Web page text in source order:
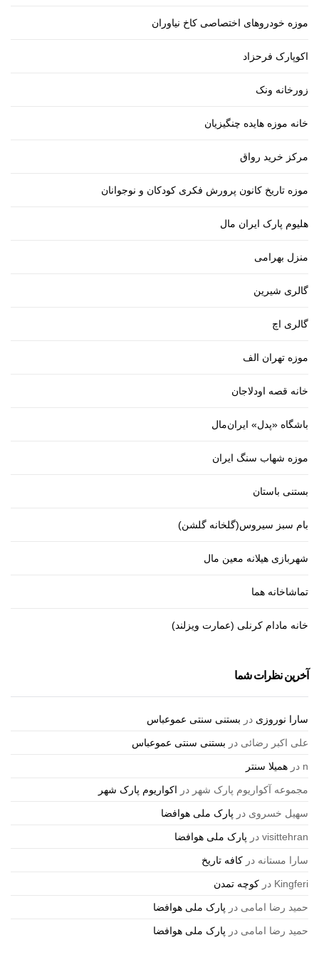
موزه خودروهای اختصاصی کاخ نیاوران
اکوپارک فرحزاد
زورخانه ونک
خانه موزه هایده چنگیزیان
مرکز خرید رواق
موزه تاریخ کانون پرورش فکری کودکان و نوجوانان
هلیوم پارک ایران مال
منزل بهرامی
گالری شیرین
گالری اچ
موزه تهران الف
خانه قصه اودلاجان
باشگاه «پدل» ایران‌مال
موزه شهاب سنگ ایران
بستنی باستان
بام سبز سیروس(گلخانه گلشن)
شهربازی هیلانه معین مال
تماشاخانه هما
خانه مادام کرنلی (عمارت ویزلند)
آخرین نظرات شما
سارا نوروزی در بستنی سنتی عموعباس
علی اکبر رضائی در بستنی سنتی عموعباس
n در همیلا سنتر
مجموعه آکواریوم پارک شهر در اکواریوم پارک شهر
سهیل خسروی در پارک ملی هوافضا
visittehran در پارک ملی هوافضا
سارا مستانه در کافه تاریخ
Kingferi در کوچه تمدن
حمید رضا امامی در پارک ملی هوافضا
حمید رضا امامی در پارک ملی هوافضا